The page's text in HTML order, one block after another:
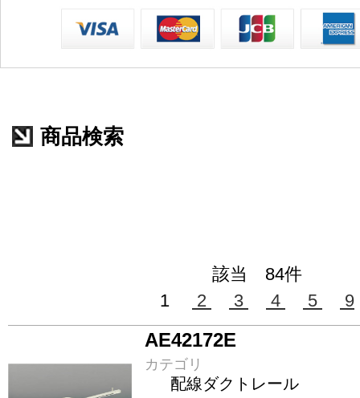
商品検索
該当 84件
1
2 3 4 5 9
AE42172E
カテゴリ
配線ダクトレール